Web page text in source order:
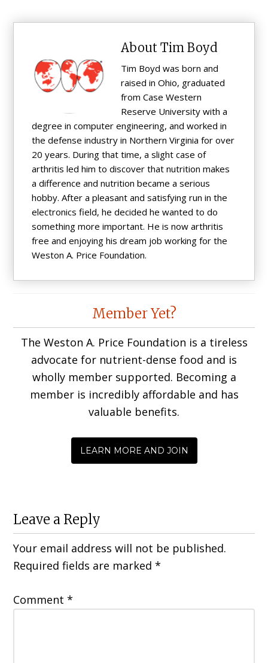
AboutTim Boyd
Tim Boyd was born and
raised in Ohio, graduated
from Case Western
Reserve University with a
degree in computer engineering, and worked in
the defense industry in Northern Virginia for over
20 years. During that time, a slight case of
arthritis led him to discover that nutrition makes
a difference and nutrition became a serious
hobby. After a pleasant and satisfying run in the
electronics field, he decided he wanted to do
something more important. He is now arthritis
free and enjoying his dream job working for the
Weston A. Price Foundation.
InteractionsMember Yet?
The Weston A. Price Foundation is a tireless
advocate for nutrient-dense food and is
wholly member supported. Becoming a
member is incredibly affordable and has
valuable benefits.
LEARN MORE AND JOIN
Leave a Reply
Your email address will not be published.
Required fields are marked*
Comment*